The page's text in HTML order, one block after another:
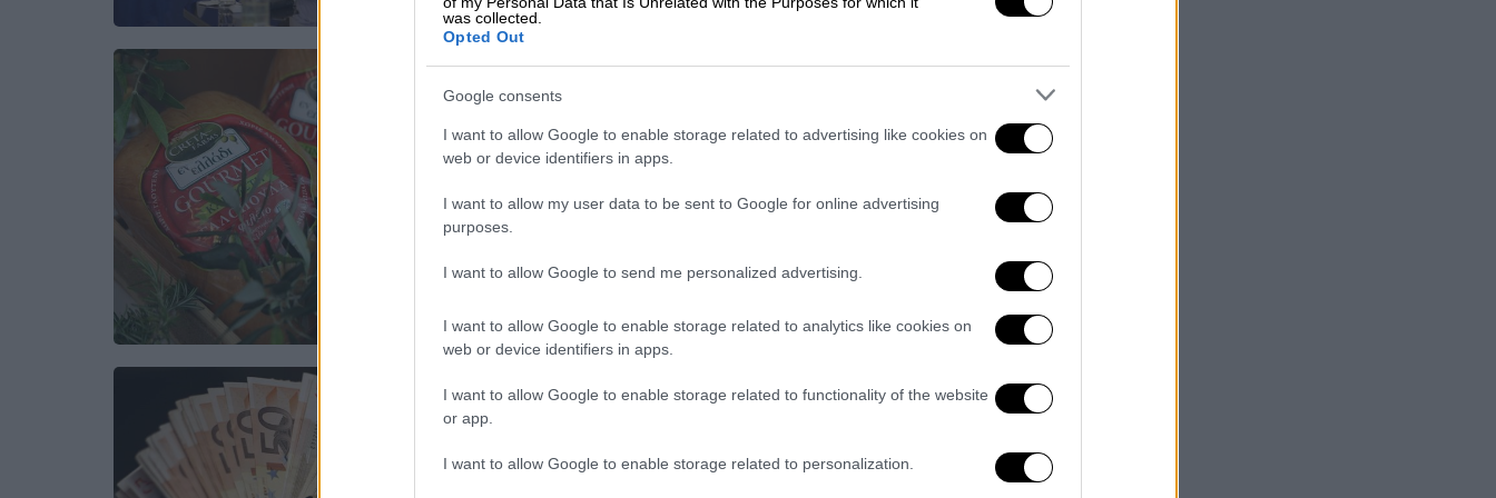
was collected.
Opted Out
Google consents
I want to allow Google to enable storage related to advertising like cookies on
web or device identifiers in apps.
I want to allow my user data to be sent to Google for online advertising
purposes.
I want to allow Google to send me personalized advertising.
I want to allow Google to enable storage related to analytics like cookies on
web or device identifiers in apps.
I want to allow Google to enable storage related to functionality of the website
or app.
I want to allow Google to enable storage related to personalization.
Οικονομία
«Ναι» κι από την Κομισιόν για το
σχέδιο διάσωσης της Creta Farms
H Κομισιόν «έχει πλήρη εμπιστοσύνη
στην εμπεριστατωμένη δέουσα
οποιασδήποτε απόφασης
Νέες συμβάσεις με την ΕΤΕπ για
Υπογράφονται αύριο στην Αθήνα δύο